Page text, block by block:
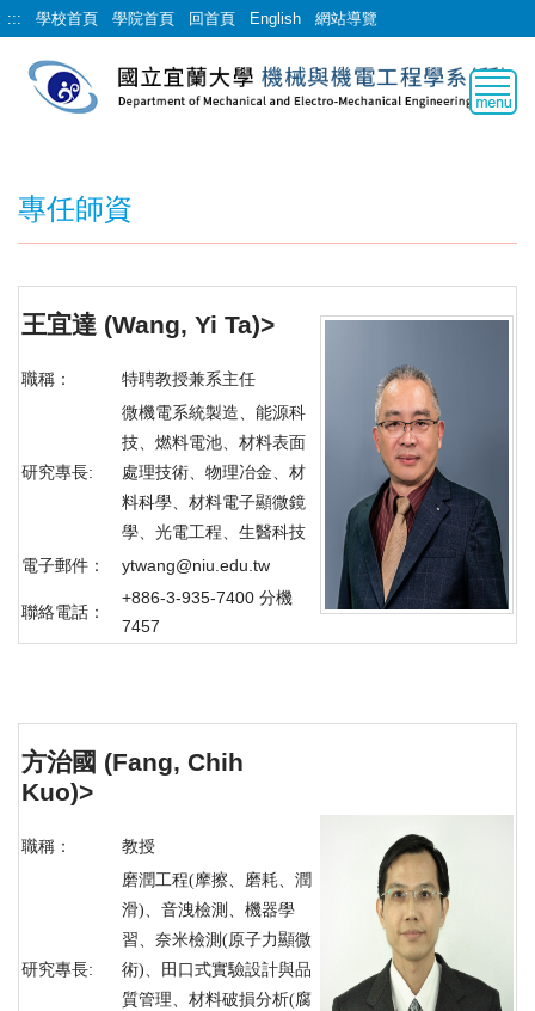
跳
到
::: 學校首頁 學院首頁 回首頁 English 網站導覽
專任師資
王宜達 (Wang, Yi Ta)>
職稱： 特聘教授兼系主任
研究專長:
微機電系統製造、能源科
技、燃料電池、材料表面
處理技術、物理冶金、材
料科學、材料電子顯微鏡
學、光電工程、生醫科技
電子郵件： ytwang@niu.edu.tw
聯絡電話：
+886-3-935-7400 分機
7457
方治國 (Fang, Chih
Kuo)>
職稱： 教授
研究專長:
磨潤工程(摩擦、磨耗、潤
滑)、音洩檢測、機器學
習、奈米檢測(原子力顯微
術)、田口式實驗設計與品
質管理、材料破損分析(腐